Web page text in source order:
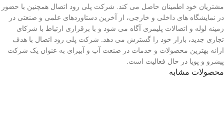
مشتریان خود اطمینان حاصل می کند. شرکت پلی رود اتصال همچنین با حضور
در نمایشگاه های داخلی و خارجی، از آخرین دستاوردهای علمی و صنعتی در
زمینه لوله و اتصالات پلیمری آگاه می شود و با برقراری ارتباط با شرکای
تجاری جدید، بازار خود را گسترش می دهد. شرکت پلی رود اتصال با هدف
ارائه بهترین محصولات و خدمات در صنعت آب و آبیرای به عنوان یک شرکت
پیشرو و پویا در حال فعالیت است.
محصولات مشابه